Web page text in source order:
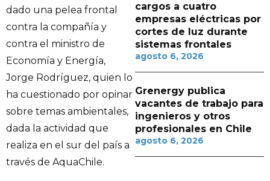
dado una pelea frontal
contra la compañía y
contra el ministro de
Economía y Energía,
Jorge Rodríguez, quien lo
ha cuestionado por opinar
sobre temas ambientales,
dada la actividad que
realiza en el sur del país a
través de AquaChile.
cargos a cuatro
empresas eléctricas por
cortes de luz durante
sistemas frontales
agosto 6, 2026
Grenergy publica
vacantes de trabajo para
ingenieros y otros
profesionales en Chile
agosto 6, 2026